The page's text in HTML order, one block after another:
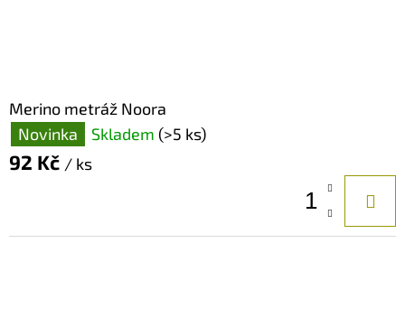
Merino metráž Noora
Novinka
Skladem (>5 ks)
92 Kč / ks